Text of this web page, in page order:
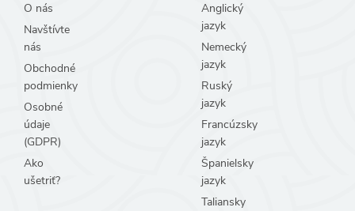
O nás
Navštívte
nás
Obchodné
podmienky
Osobné
údaje
(GDPR)
Ako
ušetriť?
Anglický
jazyk
Nemecký
jazyk
Ruský
jazyk
Francúzsky
jazyk
Španielsky
jazyk
Taliansky